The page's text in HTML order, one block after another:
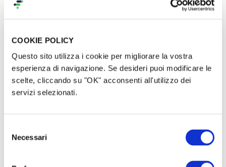
COOKIE POLICY
Questo sito utilizza i cookie per migliorare la vostra
esperienza di navigazione. Se desideri puoi modificare le
scelte, cliccando su "OK" acconsenti all'utilizzo dei
servizi selezionati.
delNecessari
soggetti del territorio. Il gruppo di lavoro che sta
supporto di studenti in alternanza scuola-lavoro,
altri volontari, giovani ed educatori dei progetti
partner.
Attraverso la Fiera vogliamo
gettare i semi di una
sostenibilità e solidarietà, affinché i germogli